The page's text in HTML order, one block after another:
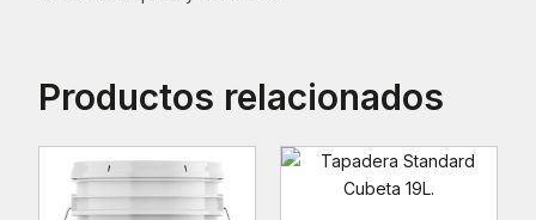
Productos relacionados